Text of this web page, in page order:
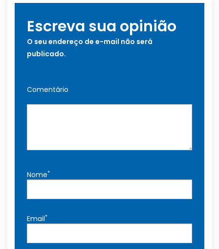
Escreva sua opinião
O seu endereço de e-mail não será
publicado.
Comentário
Nome*
Email*